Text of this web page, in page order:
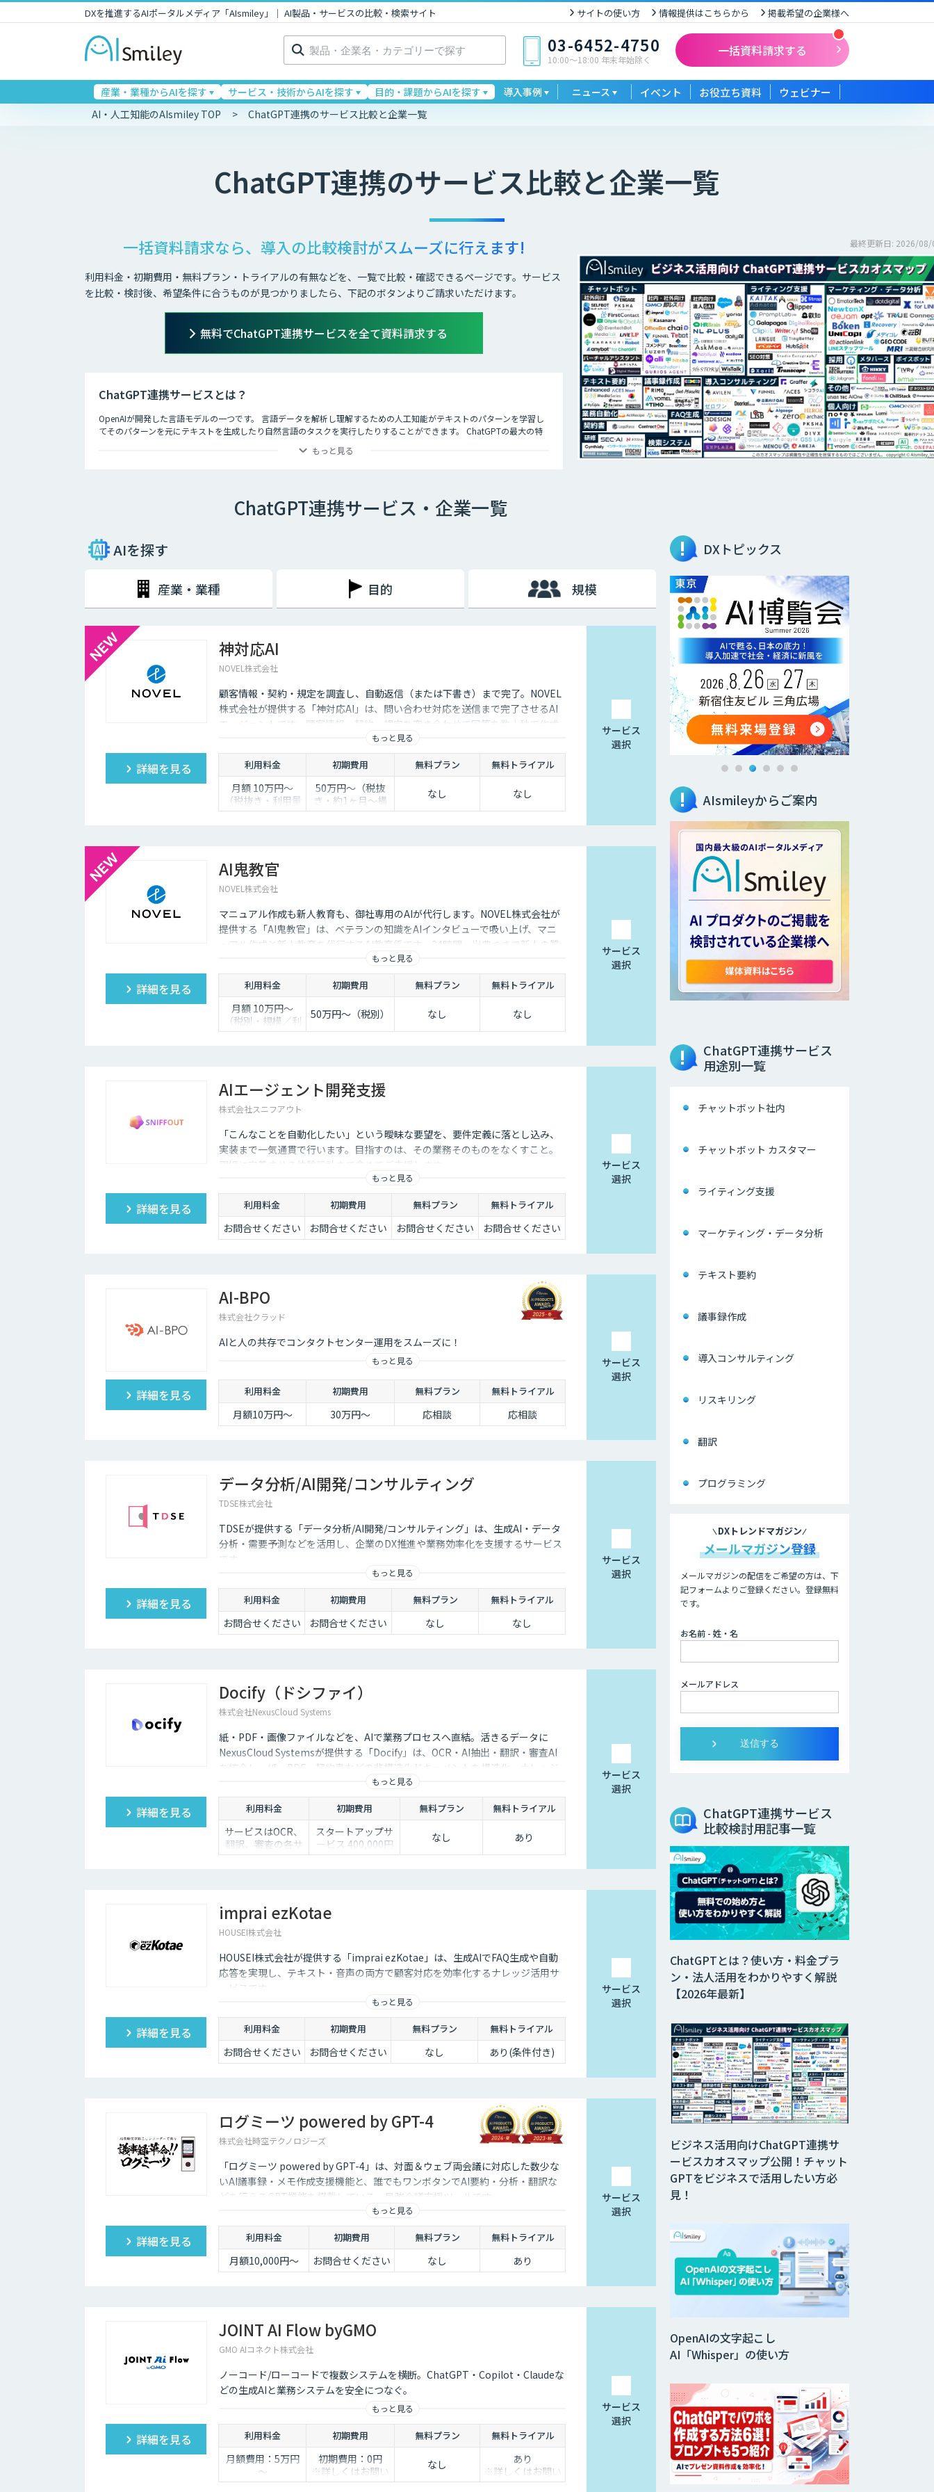
DXを推進するAIポータルメディア「AIsmiley」｜ AI製品・サービスの比較・検索サイト サイトの使い方 情報提供はこちらから 掲載希望の企業様へ
検
索: 03-6452-4750
10:00〜18:00 年末年始除く
一括資料請求する
産業・業種からAIを探す サービス・技術からAIを探す 目的・課題からAIを探す 導入事例 ニュース イベント お役立ち資料 ウェビナー
AI・人工知能のAIsmiley TOP ChatGPT連携のサービス比較と企業一覧
ChatGPT連携のサービス比較と企業一覧
一括資料請求なら、導入の比較検討がスムーズに行えます!
利用料金・初期費用・無料プラン・トライアルの有無などを、一覧で比較・確認できるページです。サービス
を比較・検討後、希望条件に合うものが見つかりましたら、下記のボタンよりご請求いただけます。
無料でChatGPT連携サービスを全て資料請求する
最終更新日: 2026/08/
ChatGPT連携サービスとは？
OpenAIが開発した言語モデルの一つです。 言語データを解析し理解するための人工知能がテキストのパターンを学習し
てそのパターンを元にテキストを生成したり自然言語のタスクを実行したりすることができます。 ChatGPTの最大の特
もっと見る
ChatGPT連携サービス・企業一覧
AIを探す
産業・業種 目的 規模
神対応AI
NOVEL株式会社
顧客情報・契約・規定を調査し、自動返信（または下書き）まで完了。NOVEL
株式会社が提供する「神対応AI」は、問い合わせ対応を送信まで完了させるAI
エージェントです。顧客情報・契約・規定を突き合わせて回答を数十秒で作成
し、自動送信か下書き止めかを選べます。
もっと見る
詳細を見る 利用料金 初期費用 無料プラン 無料トライアル
月額 10万円〜
（税抜き・利用量
に応じて見積り）
50万円〜（税抜
き・約1ヶ月〜構
築）
なし なし
サービス
選択
AI鬼教官
NOVEL株式会社
マニュアル作成も新人教育も、御社専用のAIが代行します。NOVEL株式会社が
提供する「AI鬼教官」は、ベテランの知識をAIインタビューで吸い上げ、マニ
ュアル作成と新人教育を代行するAI教育係です。24時間・出典つきで新人の質
もっと見る
詳細を見る 利用料金 初期費用 無料プラン 無料トライアル
月額 10万円〜
（税別・規模／利
用人数により個別
50万円〜（税別） なし なし
サービス
選択
AIエージェント開発支援
株式会社スニフアウト
「こんなことを自動化したい」という曖昧な要望を、要件定義に落とし込み、
実装まで一気通貫で行います。目指すのは、その業務そのものをなくすこと。
現場に定着させる体験設計まで含めてご支援します。
もっと見る
詳細を見る 利用料金 初期費用 無料プラン 無料トライアル
お問合せください お問合せください お問合せください お問合せください
サービス
選択
AI-BPO
株式会社クラッド
AIと人の共存でコンタクトセンター運用をスムーズに！
もっと見る
詳細を見る 利用料金 初期費用 無料プラン 無料トライアル
月額10万円〜 30万円〜 応相談 応相談
サービス
選択
データ分析/AI開発/コンサルティング
TDSE株式会社
TDSEが提供する「データ分析/AI開発/コンサルティング」は、生成AI・データ
分析・需要予測などを活用し、企業のDX推進や業務効率化を支援するサービス
です。
もっと見る
詳細を見る 利用料金 初期費用 無料プラン 無料トライアル
お問合せください お問合せください なし なし
サービス
選択
Docify（ドシファイ）
株式会社NexusCloud Systems
紙・PDF・画像ファイルなどを、AIで業務プロセスへ直結。活きるデータに
NexusCloud Systemsが提供する「Docify」は、OCR・AI抽出・翻訳・審査AI
を統合し、紙・PDF・契約書などの非構造化ドキュメントを構造化・ナレッジ
化し、AIエージェントによる業務自動化まで実現するAIプラットフォームで
す。
もっと見る
詳細を見る 利用料金 初期費用 無料プラン 無料トライアル
サービスはOCR、
翻訳、審査の各サ
ービスの基本使用
（基本利用料）
・1サービスあた
り100,000円/月
（ポイント使用
料）
・1ポイント1円相
ジット
・各サービス毎の
利用ポイントは以
下の通り
ント/1,000文字
審査 5ポイ
ント/1審査
スタートアップサ
ービス 400,000円
より（別途個別見
なし あり
サービス
選択
imprai ezKotae
HOUSEI株式会社
HOUSEI株式会社が提供する「imprai ezKotae」は、生成AIでFAQ生成や自動
応答を実現し、テキスト・音声の両方で顧客対応を効率化するナレッジ活用サ
ービスです。
もっと見る
詳細を見る 利用料金 初期費用 無料プラン 無料トライアル
お問合せください お問合せください なし あり(条件付き)
サービス
選択
ログミーツ powered by GPT-4
株式会社時空テクノロジーズ
「ログミーツ powered by GPT-4」は、対面＆ウェブ両会議に対応した数少な
いAI議事録・メモ作成支援機能と、誰でもワンボタンでAI要約・分析・翻訳な
どを行えるGPT機能を搭載している、最強会議支援ツールです。
もっと見る
詳細を見る 利用料金 初期費用 無料プラン 無料トライアル
月額10,000円～ お問合せください なし あり
サービス
選択
JOINT AI Flow byGMO
GMO AIコネクト株式会社
ノーコード/ローコードで複数システムを横断。ChatGPT・Copilot・Claudeな
どの生成AIと業務システムを安全につなぐ。
もっと見る
詳細を見る 利用料金 初期費用 無料プラン 無料トライアル
月額費用：5万円
～
※詳しくはお問い
初期費用：0円
※詳しくはお問い
合わせください
なし
あり
※詳しくはお問い
合わせください
サービス
選択
DXトピックス
AIsmileyからご案内
ChatGPT連携サービス
用途別一覧
チャットボット社内
チャットボット カスタマー
ライティング支援
マーケティング・データ分析
テキスト要約
議事録作成
導入コンサルティング
リスキリング
翻訳
プログラミング
DXトレンドマガジン
メールマガジン登録
メールマガジンの配信をご希望の方は、下
記フォームよりご登録ください。登録無料
です。
お名前 - 姓・名
メールアドレス
ChatGPT連携サービス
比較検討用記事一覧
ChatGPTとは？使い方・料金プラ
ン・法人活用をわかりやすく解説
【2026年最新】
OpenAIの文字起こし
AI「Whisper」の使い方
ビジネス活用向けChatGPT連携サ
ービスカオスマップ公開！チャット
GPTをビジネスで活用したい方必
見！